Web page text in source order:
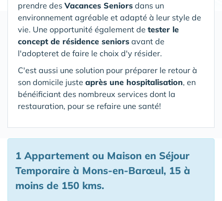
prendre des Vacances Seniors dans un
environnement agréable et adapté à leur style de
vie. Une opportunité également de tester le
concept de résidence seniors avant de
l'adopteret de faire le choix d'y résider.
C'est aussi une solution pour préparer le retour à
son domicile juste après une hospitalisation, en
bénéificiant des nombreux services dont la
restauration, pour se refaire une santé!
1 Appartement ou Maison en Séjour
Temporaire à Mons-en-Barœul, 15 à
moins de 150 kms.